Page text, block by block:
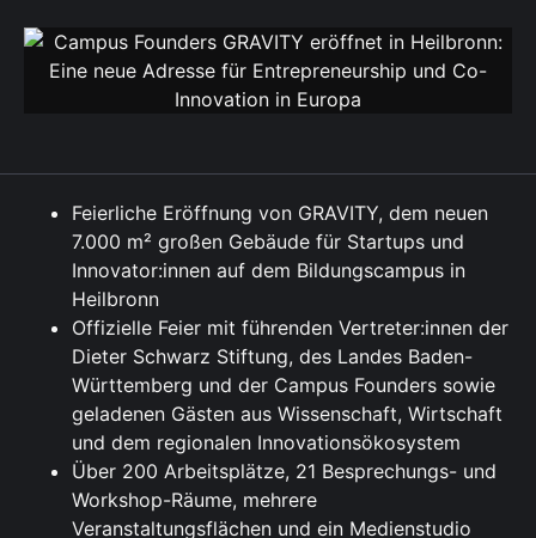
Feierliche Eröffnung von GRAVITY, dem neuen
7.000 m² großen Gebäude für Startups und
Innovator:innen auf dem Bildungscampus in
Heilbronn
Offizielle Feier mit führenden Vertreter:innen der
Dieter Schwarz Stiftung, des Landes Baden-
Württemberg und der Campus Founders sowie
geladenen Gästen aus Wissenschaft, Wirtschaft
und dem regionalen Innovationsökosystem
Über 200 Arbeitsplätze, 21 Besprechungs- und
Workshop-Räume, mehrere
Veranstaltungsflächen und ein Medienstudio